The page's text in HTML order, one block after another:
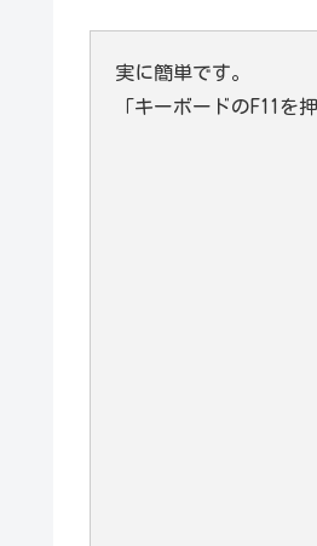
実に簡単です。
「キーボードのF11を